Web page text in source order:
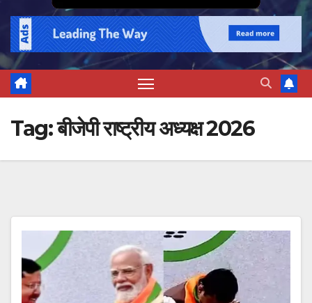
Tag:बीजेपी राष्ट्रीय अध्यक्ष 2026